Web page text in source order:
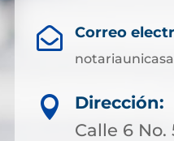
 Correo

Dirección:
Calle 6 No.